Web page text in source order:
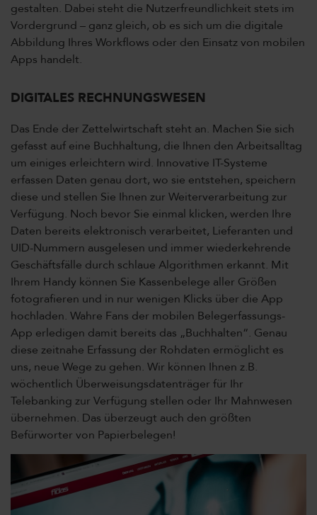
gestalten. Dabei steht die Nutzerfreundlichkeit stets im
Vordergrund – ganz gleich, ob es sich um die digitale
Abbildung Ihres Workflows oder den Einsatz von mobilen
Apps handelt.
DIGITALES RECHNUNGSWESEN
Das Ende der Zettelwirtschaft steht an. Machen Sie sich
gefasst auf eine Buchhaltung, die Ihnen den Arbeitsalltag
um einiges erleichtern wird. Innovative IT-Systeme
erfassen Daten genau dort, wo sie entstehen, speichern
diese und stellen Sie Ihnen zur Weiterverarbeitung zur
Verfügung. Noch bevor Sie einmal klicken, werden Ihre
Daten bereits elektronisch verarbeitet, Lieferanten und
UID-Nummern ausgelesen und immer wiederkehrende
Geschäftsfälle durch schlaue Algorithmen erkannt. Mit
Ihrem Handy können Sie Kassenbelege aller Größen
fotografieren und in nur wenigen Klicks über die App
hochladen. Wahre Fans der mobilen Belegerfassungs-
App erledigen damit bereits das „Buchhalten“. Genau
diese zeitnahe Erfassung der Rohdaten ermöglicht es
uns, neue Wege zu gehen. Wir können Ihnen z.B.
wöchentlich Überweisungsdatenträger für Ihr
Telebanking zur Verfügung stellen oder Ihr Mahnwesen
übernehmen. Das überzeugt auch den größten
Befürworter von Papierbelegen!